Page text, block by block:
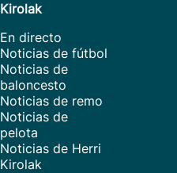
Kirolak
En directo
Noticias de fútbol
Noticias de
baloncesto
Noticias de remo
Noticias de
pelota
Noticias de Herri
Kirolak